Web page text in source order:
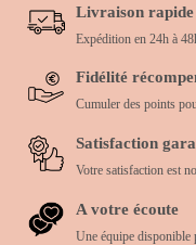
Livraison rapide
Expédition en 24h à
Fidélité
Cumuler des points
Satisfaction
Votre satisfaction est
A votre écoute
Une équipe disponible